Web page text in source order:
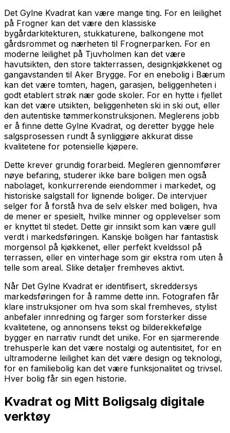
Det Gylne Kvadrat kan være mange ting. For en leilighet
på Frogner kan det være den klassiske
bygårdarkitekturen, stukkaturene, balkongene mot
gårdsrommet og nærheten til Frognerparken. For en
moderne leilighet på Tjuvholmen kan det være
havutsikten, den store takterrassen, designkjøkkenet og
gangavstanden til Aker Brygge. For en enebolig i Bærum
kan det være tomten, hagen, garasjen, beliggenheten i
godt etablert strøk nær gode skoler. For en hytte i fjellet
kan det være utsikten, beliggenheten ski in ski out, eller
den autentiske tømmerkonstruksjonen. Meglerens jobb
er å finne dette Gylne Kvadrat, og deretter bygge hele
salgsprosessen rundt å synliggjøre akkurat disse
kvalitetene for potensielle kjøpere.
Dette krever grundig forarbeid. Megleren gjennomfører
nøye befaring, studerer ikke bare boligen men også
nabolaget, konkurrerende eiendommer i markedet, og
historiske salgstall for lignende boliger. De intervjuer
selger for å forstå hva de selv elsker med boligen, hva
de mener er spesielt, hvilke minner og opplevelser som
er knyttet til stedet. Dette gir innsikt som kan være gull
verdt i markedsføringen. Kanskje boligen har fantastisk
morgensol på kjøkkenet, eller perfekt kveldssol på
terrassen, eller en vinterhage som gir ekstra rom uten å
telle som areal. Slike detaljer fremheves aktivt.
Når Det Gylne Kvadrat er identifisert, skreddersys
markedsføringen for å ramme dette inn. Fotografen får
klare instruksjoner om hva som skal fremheves, stylist
anbefaler innredning og farger som forsterker disse
kvalitetene, og annonsens tekst og bilderekkefølge
bygger en narrativ rundt det unike. For en sjarmerende
trehusperle kan det være nostalgi og autentisitet, for en
ultramoderne leilighet kan det være design og teknologi,
for en familiebolig kan det være funksjonalitet og trivsel.
Hver bolig får sin egen historie.
Kvadrat og Mitt Boligsalg digitale
verktøy